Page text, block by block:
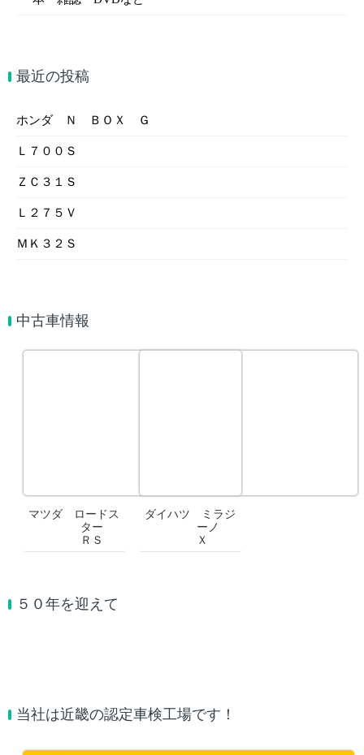
最近の投稿
ホンダ Ｎ ＢＯＸ Ｇ
Ｌ７００Ｓ
ＺＣ３１Ｓ
Ｌ２７５Ｖ
ＭＫ３２Ｓ
中古車情報
マツダ ロードス
ター
ＲＳ
ダイハツ ミラジ
ーノ
Ｘ
５０年を迎えて
当社は近畿の認定車検工場です！